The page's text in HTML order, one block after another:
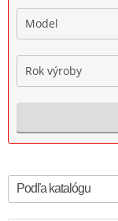
Model
Rok výroby